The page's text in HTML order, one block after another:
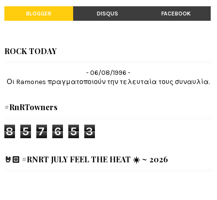
BLOGGER DISQUS FACEBOOK
ROCK TODAY
- 06/08/1996 -
Οι Ramones πραγματοποιούν την τελευταία τους συναυλία.
#RnRTowners
8 5 7 6 5 3
🤘🏻 #RNRT JULY FEEL THE HEAT ☀️ ~ 2026